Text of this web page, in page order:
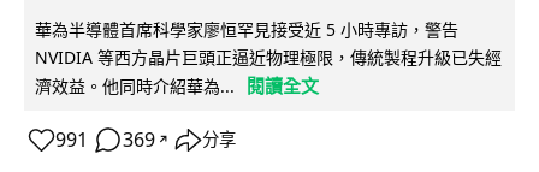
華為半導體首席科學家廖恒罕見接受近 5 小時專訪，警告
NVIDIA 等西方晶片巨頭正逼近物理極限，傳統製程升級已失經
濟效益。他同時介紹華為...
閱讀全文
991 369 ↗ 分享